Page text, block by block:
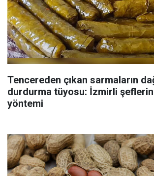
Tencereden çıkan sarmaların
durdurma tüyosu: İzmirli
yöntemi